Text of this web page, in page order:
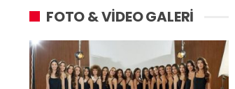
FOTO & VİDEO GALERİ